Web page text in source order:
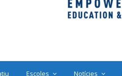
Escoles Notícies